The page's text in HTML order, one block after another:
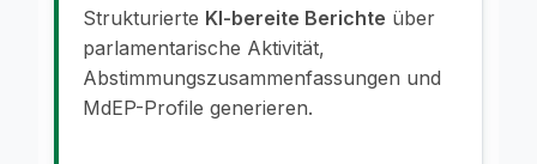
Strukturierte KI-bereite Berichte über
parlamentarische Aktivität,
Abstimmungszusammenfassungen und
MdEP-Profile generieren.